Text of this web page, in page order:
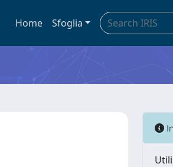
Home Sfoglia